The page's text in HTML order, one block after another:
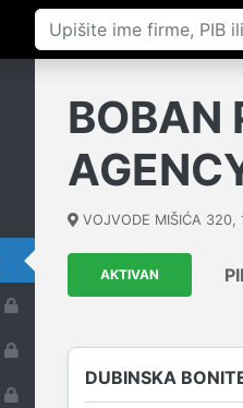
BOBAN
VOJVODE MIŠIĆA 320,
AKTIVAN
DUBINSKA